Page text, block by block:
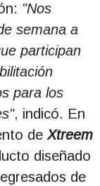
"Nos
semana a
participan
para los
, indicó. En
de Xtreem
diseñado
de